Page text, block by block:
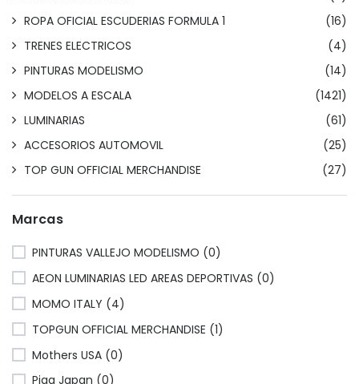
ROPA OFICIAL ESCUDERIAS FORMULA 1
(16)
TRENES ELECTRICOS
(4)
PINTURAS MODELISMO
(14)
MODELOS A ESCALA
(1421)
LUMINARIAS
(61)
ACCESORIOS AUTOMOVIL
(25)
TOP GUN OFFICIAL MERCHANDISE
(27)
Marcas
PINTURAS VALLEJO MODELISMO (0)
AEON LUMINARIAS LED AREAS DEPORTIVAS (0)
MOMO ITALY (4)
TOPGUN OFFICIAL MERCHANDISE (1)
Mothers USA (0)
Piaa Japan (0)